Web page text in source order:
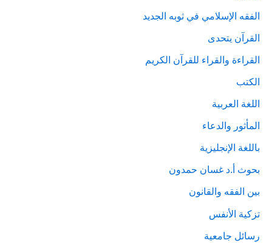
الفقه الإسلامي في ثوبه الجديد
القرآن يتحدى
القراءة والقراء للقرآن الكريم
الكتب
اللغة العربية
المأثور والدعاء
باللغة الإنجليزية
بحوث أ.د غسان حمدون
بين الفقه والقانون
تزكية الأنفس
رسائل جامعية